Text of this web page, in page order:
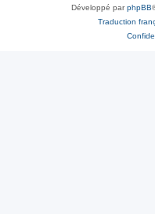
Développé parphpBB
Traduction